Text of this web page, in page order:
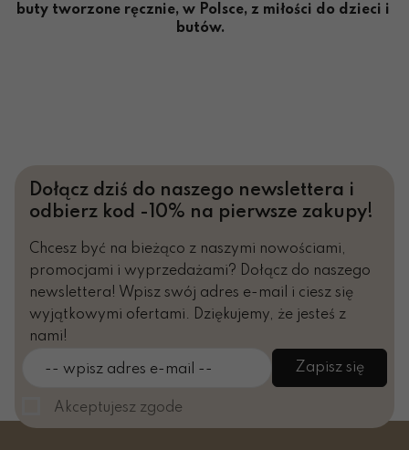
buty tworzone ręcznie, w Polsce, z miłości do dzieci i
butów.
Dołącz dziś do naszego newslettera i
odbierz kod -10% na pierwsze zakupy!
Chcesz być na bieżąco z naszymi nowościami,
promocjami i wyprzedażami? Dołącz do naszego
newslettera! Wpisz swój adres e-mail i ciesz się
wyjątkowymi ofertami. Dziękujemy, że jesteś z
nami!
-- wpisz adres e-mail -- Zapisz się
Akceptujesz zgode